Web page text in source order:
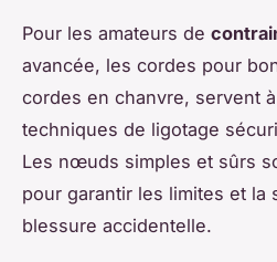
Pour les amateurs de
avancée, les cordes pour
cordes en chanvre, servent
techniques de ligotage
Les nœuds simples et sûrs
pour garantir les limites et la
blessure accidentelle.